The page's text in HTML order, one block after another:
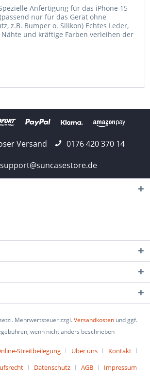
Anfertigung für das iPhone 15
nur für das Gerät ohne
z.B. Bumper o. Silikon) Echtes Leder,
und kräftige Farben verleihen der
Versand
0176 420 370 14
support@suncasestore.de
Mehrwertsteuer zzgl.Versandkosten und ggf.
wenn nicht anders beschrieben
Streitbeilegung Über uns
Kontakt
Datenschutz AGB Impressum